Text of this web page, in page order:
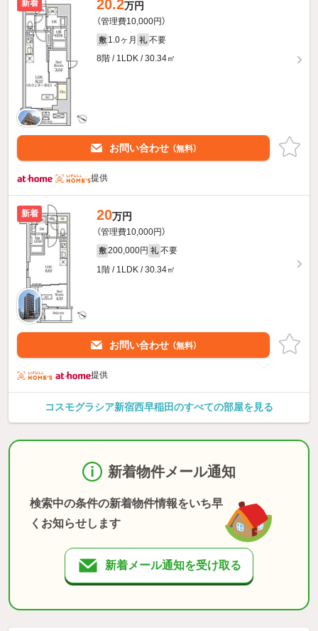
新着 20.2万円
（管理費10,000円）
敷 1.0ヶ月 礼 不要
8階 / 1LDK / 30.34㎡
お問い合わせ （無料）
提供
新着 20万円
（管理費10,000円）
敷 200,000円 礼 不要
1階 / 1LDK / 30.34㎡
お問い合わせ （無料）
提供
コスモグラシア新宿西早稲田のすべての部屋を見る
新着物件メール通知
検索中の条件の新着物件情報をいち早
くお知らせします
新着メール通知を受け取る